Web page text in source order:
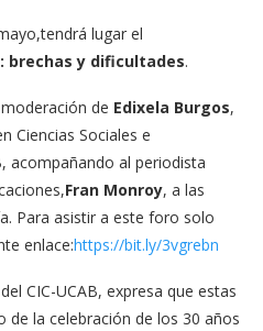
lugar el
brechas y dificultades.
de Edixela Burgos,
Ciencias Sociales e
acompañando al periodista
Fran Monroy, a las
Para asistir a este foro solo
enlace:https://bit.ly/3vgrebn
CIC-UCAB, expresa que estas
de la celebración de los 30 años